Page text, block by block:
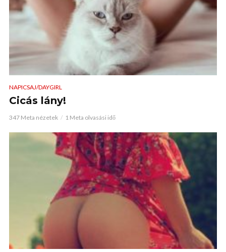
NAPICSAJ/DAYGIRL
Cicás lány!
347 Meta nézetek 1 Meta olvasási idő